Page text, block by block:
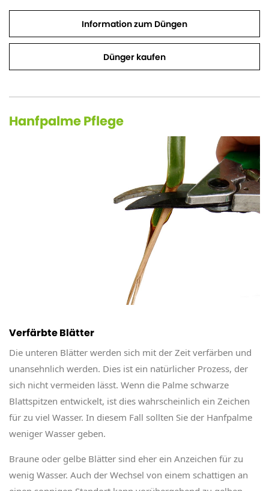
Information zum Düngen
Dünger kaufen
Hanfpalme Pflege
Verfärbte Blätter
Die unteren Blätter werden sich mit der Zeit verfärben und
unansehnlich werden. Dies ist ein natürlicher Prozess, der
sich nicht vermeiden lässt. Wenn die Palme schwarze
Blattspitzen entwickelt, ist dies wahrscheinlich ein Zeichen
für zu viel Wasser. In diesem Fall sollten Sie der Hanfpalme
weniger Wasser geben.
Braune oder gelbe Blätter sind eher ein Anzeichen für zu
wenig Wasser. Auch der Wechsel von einem schattigen an